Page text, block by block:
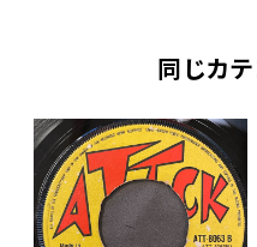
同じカ